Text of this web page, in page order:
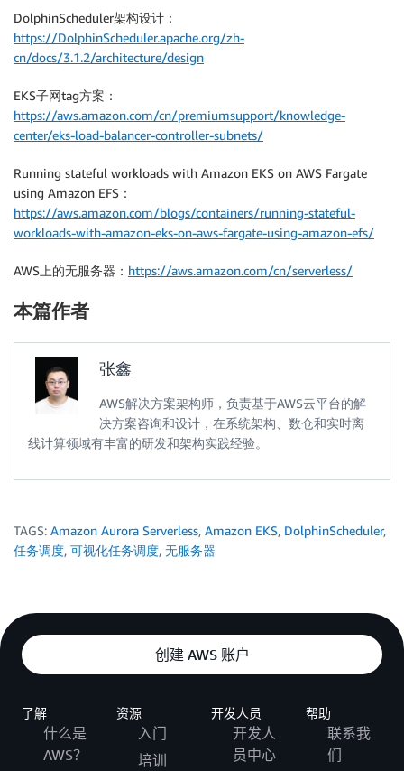
DolphinScheduler架构设计：
https://DolphinScheduler.apache.org/zh-
cn/docs/3.1.2/architecture/design
EKS子网tag方案：
https://aws.amazon.com/cn/premiumsupport/knowledge-
center/eks-load-balancer-controller-subnets/
Running stateful workloads with Amazon EKS on AWS Fargate
using Amazon EFS：
https://aws.amazon.com/blogs/containers/running-stateful-
workloads-with-amazon-eks-on-aws-fargate-using-amazon-efs/
AWS上的无服务器： https://aws.amazon.com/cn/serverless/
本篇作者
张鑫
AWS解决方案架构师，负责基于AWS云平台的解
决方案咨询和设计，在系统架构、数仓和实时离
线计算领域有丰富的研发和架构实践经验。
TAGS: Amazon Aurora Serverless, Amazon EKS, DolphinScheduler,
任务调度, 可视化任务调度, 无服务器
创建 AWS 账户
了解
什么是
AWS？
资源
入门
培训
开发人员
开发人
员中心
帮助
联系我
们